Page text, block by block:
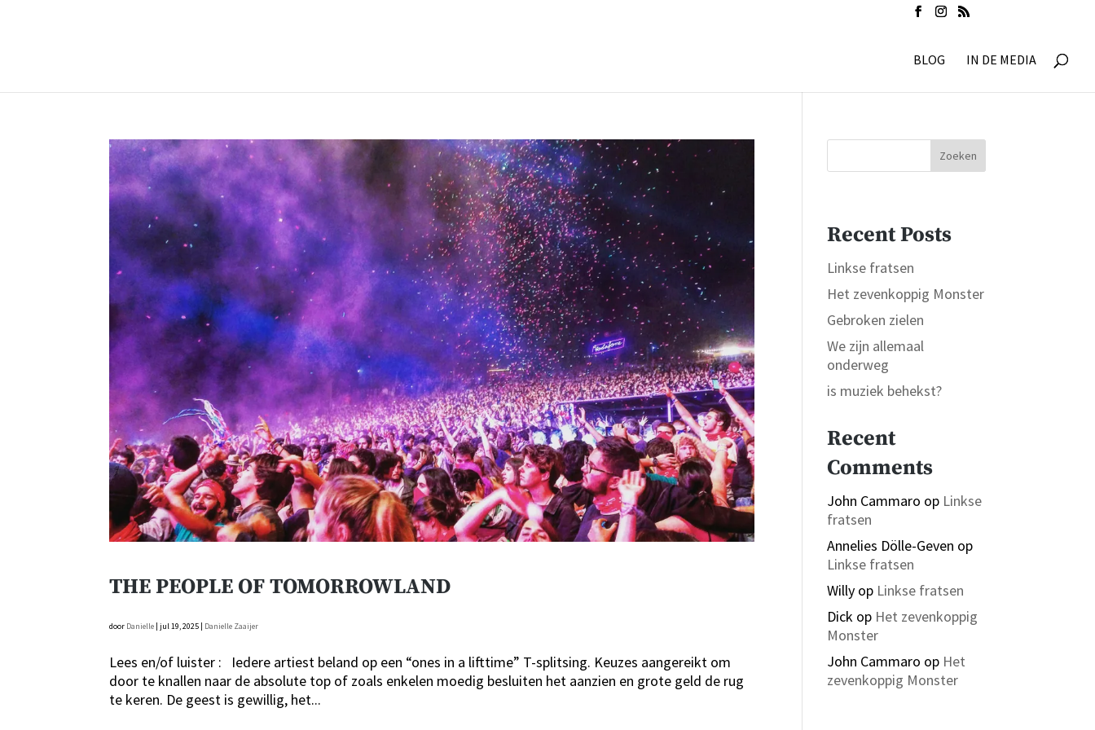
BLOG IN DE MEDIA
THE PEOPLE OF TOMORROWLAND
door Danielle |jul 19, 2025 Danielle Zaaijer
Lees en/of luister : Iedere artiest beland op een “ones in a lifttime” T-splitsing. Keuzes aangereikt om
door te knallen naar de absolute top of zoals enkelen moedig besluiten het aanzien en grote geld de rug
te keren. De geest is gewillig, het...
Zoeken
Recent Posts
Linkse fratsen
Het zevenkoppig Monster
Gebroken zielen
We zijn allemaal
onderweg
is muziek behekst?
Recent
Comments
John Cammaro op Linkse
fratsen
Annelies Dölle-Geven op
Linkse fratsen
Willy op Linkse fratsen
Dick op Het zevenkoppig
Monster
John Cammaro op Het
zevenkoppig Monster